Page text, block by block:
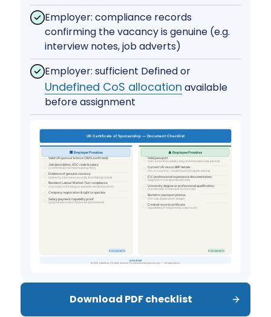
Employer: compliance records
confirming the vacancy is genuine (e.g.
interview notes, job adverts)
Employer: sufficient Defined or
Undefined CoS allocation available
before assignment
Download PDF checklist